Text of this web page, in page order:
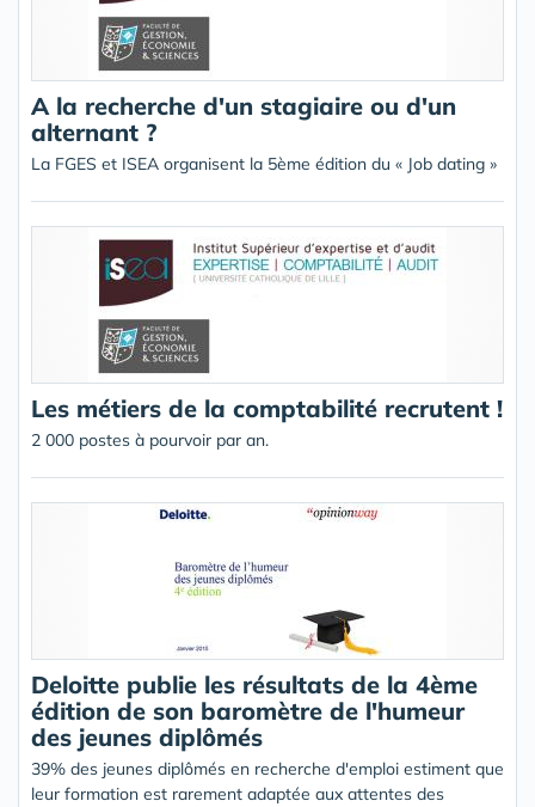
A la recherche d'un stagiaire ou d'un
alternant ?
La FGES et ISEA organisent la 5ème édition du « Job dating »
Les métiers de la comptabilité recrutent !
2 000 postes à pourvoir par an.
Deloitte publie les résultats de la 4ème
édition de son baromètre de l'humeur
des jeunes diplômés
39% des jeunes diplômés en recherche d'emploi estiment que
leur formation est rarement adaptée aux attentes des